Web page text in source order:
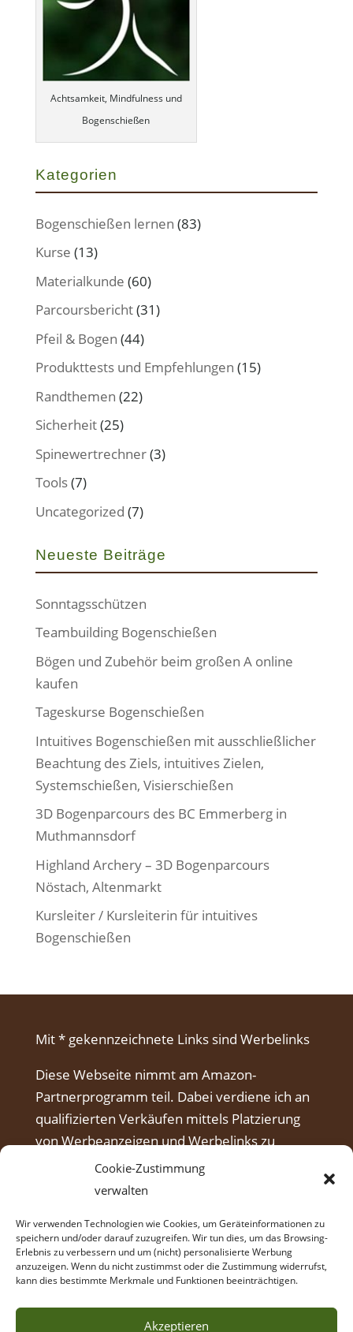
Cookie-Zustimmung
verwalten
Wir verwenden Technologien wie Cookies, um Geräteinformationen zu
speichern und/oder darauf zuzugreifen. Wir tun dies, um das Browsing-
Erlebnis zu verbessern und um (nicht) personalisierte Werbung
anzuzeigen. Wenn du nicht zustimmst oder die Zustimmung widerrufst,
kann dies bestimmte Merkmale und Funktionen beeinträchtigen.
Akzeptieren
Achtsamkeit, Mindfulness und
Bogenschießen
Kategorien
Bogenschießen lernen (83)
Kurse (13)
Materialkunde (60)
Parcoursbericht(31)
Pfeil & Bogen (44)
Produkttests und Empfehlungen (15)
Randthemen (22)
Sicherheit(25)
Spinewertrechner(3)
Tools(7)
Uncategorized (7)
Neueste Beiträge
Sonntagsschützen
Teambuilding Bogenschießen
Bögen und Zubehör beim großen A online
kaufen
Tageskurse Bogenschießen
Intuitives Bogenschießen mit ausschließlicher
Beachtung des Ziels, intuitives Zielen,
Systemschießen, Visierschießen
3D Bogenparcours des BC Emmerberg in
Muthmannsdorf
Highland Archery – 3D Bogenparcours
Nöstach, Altenmarkt
Kursleiter / Kursleiterin für intuitives
Bogenschießen
Mit * gekennzeichnete Links sind Werbelinks
Diese Webseite nimmt am Amazon-
Partnerprogramm teil. Dabei verdiene ich an
qualifizierten Verkäufen mittels Platzierung
von Werbeanzeigen und Werbelinks zu